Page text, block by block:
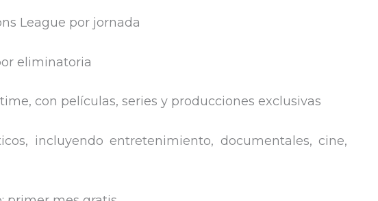
League por jornada
eliminatoria
con películas, series y producciones exclusivas
incluyendo entretenimiento, documentales, cine,